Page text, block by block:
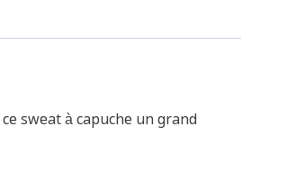
sweat à capuche un grand